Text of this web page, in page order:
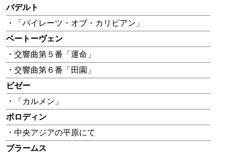
バデルト
・「パイレーツ・オブ・カリビアン」
ベートーヴェン
・交響曲第５番「運命」
・交響曲第６番「田園」
ビゼー
・「カルメン」
ボロディン
・中央アジアの平原にて
ブラームス